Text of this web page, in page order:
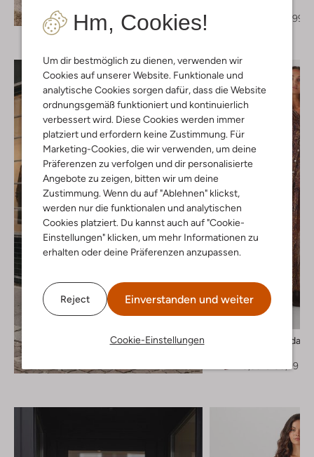
Hm, Cookies!
Um dir bestmöglich zu dienen, verwenden wir
Cookies auf unserer Website. Funktionale und
analytische Cookies sorgen dafür, dass die Website
ordnungsgemäß funktioniert und kontinuierlich
verbessert wird. Diese Cookies werden immer
platziert und erfordern keine Zustimmung. Für
Marketing-Cookies, die wir verwenden, um deine
Präferenzen zu verfolgen und dir personalisierte
Angebote zu zeigen, bitten wir um deine
Zustimmung. Wenn du auf "Ablehnen" klickst,
werden nur die funktionalen und analytischen
Cookies platziert. Du kannst auch auf "Cookie-
Einstellungen" klicken, um mehr Informationen zu
erhalten oder deine Präferenzen anzupassen.
Reject Einverstanden und weiter
Cookie-Einstellungen
Entdecke den Look
€ 110,99
Letzte Größen
-50%
Amaya Amsterdam
€ 89,99